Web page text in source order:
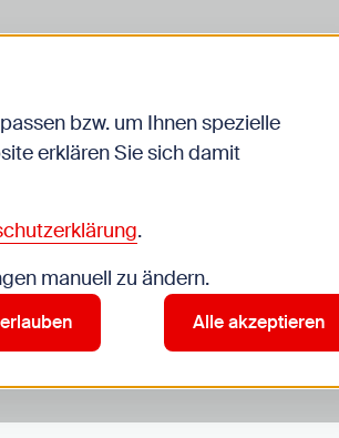
bzw. um Ihnen spezielle
erklären Sie sich damit
.
manuell zu ändern.
Alle akzeptieren